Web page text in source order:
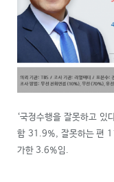
‘국정수행을 잘못하고
함 31.9%, 잘못하는 편
가한 3.6%임.